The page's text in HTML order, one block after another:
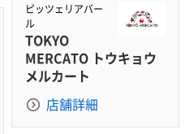
ピッツェリアバー
ル
TOKYO
MERCATO トウキョウ
メルカート
店舗詳細